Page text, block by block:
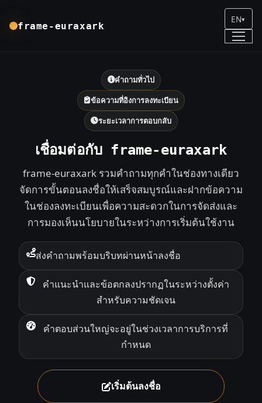
frame-euraxark
EN▾
คำถามทั่วไป
ข้อความที่อิงการลงทะเบียน
ระยะเวลาการตอบกลับ
เชื่อมต่อกับ frame-euraxark
frame-euraxark รวมคำถามทุกคำในช่องทางเดียว
จัดการขั้นตอนลงชื่อให้เสร็จสมบูรณ์และฝากข้อความ
ในช่องลงทะเบียนเพื่อความสะดวกในการจัดส่งและ
การมองเห็นนโยบายในระหว่างการเริ่มต้นใช้งาน
ส่งคำถามพร้อมบริบทผ่านหน้าลงชื่อ
คำแนะนำและข้อตกลงปรากฏในระหว่างตั้งค่า
สำหรับความชัดเจน
คำตอบส่วนใหญ่จะอยู่ในช่วงเวลาการบริการที่
กำหนด
เริ่มต้นลงชื่อ